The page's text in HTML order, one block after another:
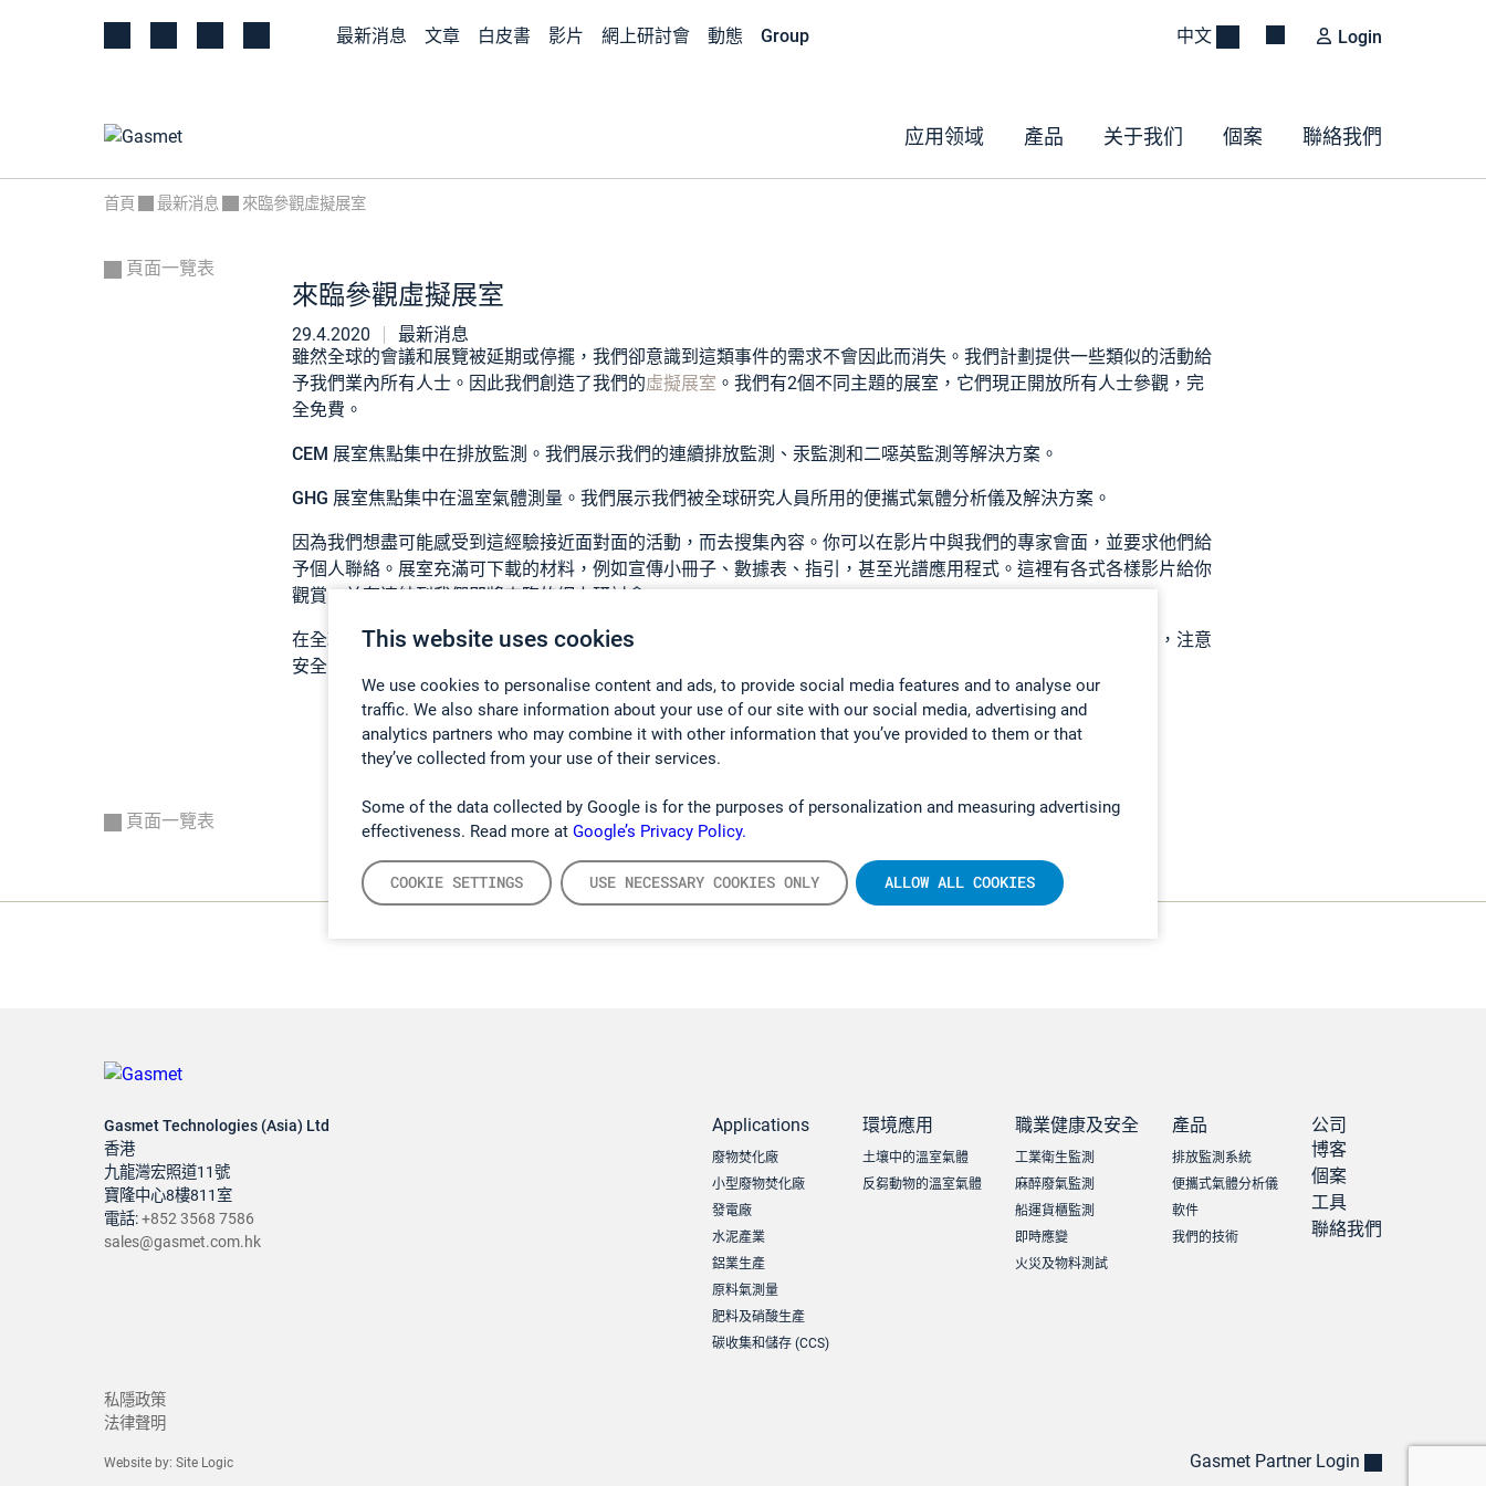
This website uses cookies
We use cookies to personalise content and ads, to provide social media features and to analyse our
traffic. We also share information about your use of our site with our social media, advertising and
analytics partners who may combine it with other information that you’ve provided to them or that
they’ve collected from your use of their services.
Some of the data collected by Google is for the purposes of personalization and measuring advertising
effectiveness. Read more at Google’s Privacy Policy.
COOKIE SETTINGS USE NECESSARY COOKIES ONLY ALLOW ALL COOKIES
最新消息 文章 白皮書 影片 網上研討會 動態 Group 中文 Login
应用领域 產品 关于我们 個案 聯絡我們
首頁 最新消息 來臨參觀虛擬展室
頁面一覽表
來臨參觀虛擬展室
29.4.2020
最新消息
雖然全球的會議和展覽被延期或停擺，我們卻意識到這類事件的需求不會因此而消失。我們計劃提供一些類似的活動給
予我們業內所有人士。因此我們創造了我們的虛擬展室 。我們有2個不同主題的展室，它們現正開放所有人士參觀，完
全免費。
CEM 展室焦點集中在排放監測。我們展示我們的連續排放監測、汞監測和二噁英監測等解決方案。
GHG 展室焦點集中在溫室氣體測量。我們展示我們被全球研究人員所用的便攜式氣體分析儀及解決方案。
因為我們想盡可能感受到這經驗接近面對面的活動，而去搜集內容。你可以在影片中與我們的專家會面，並要求他們給
予個人聯絡。展室充滿可下載的材料，例如宣傳小冊子、數據表、指引，甚至光譜應用程式。這裡有各式各樣影片給你
觀賞，並有連結到我們即將來臨的網上研討會。
在全球經歷不一樣時，我們希望為你們所預備的都是生動有趣，帶給你愉快的時刻。今天就
，注意
安全！
頁面一覽表
Gasmet Technologies (Asia) Ltd
香港
九龍灣宏照道11號
寶隆中心8樓811室
電話:+852 3568 7586
sales@gasmet.com.hk
Applications
廢物焚化廠
小型廢物焚化廠
發電廠
水泥產業
鋁業生產
原料氣測量
肥料及硝酸生產
碳收集和儲存 (CCS)
環境應用
土壤中的溫室氣體
反芻動物的溫室氣體
職業健康及安全
工業衛生監測
麻醉廢氣監測
船運貨櫃監測
即時應變
火災及物料測試
產品
排放監測系統
便攜式氣體分析儀
軟件
我們的技術
公司
博客
個案
工具
聯絡我們
私隱政策
法律聲明
Website by: Site Logic Gasmet Partner Login